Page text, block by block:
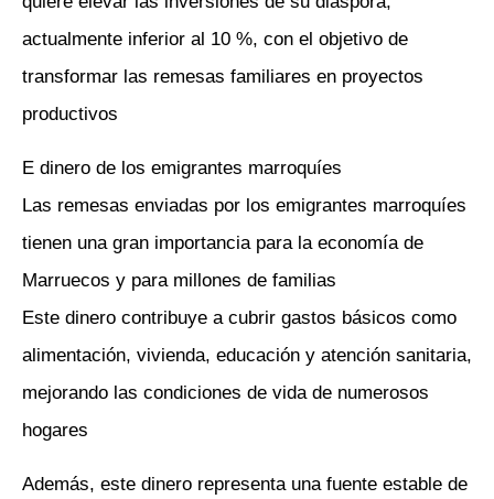
actualmente inferior al 10 %, con el objetivo de
transformar las remesas familiares en proyectos
productivos
E dinero de los emigrantes marroquíes
Las remesas enviadas por los emigrantes marroquíes
tienen una gran importancia para la economía de
Marruecos y para millones de familias
Este dinero contribuye a cubrir gastos básicos como
alimentación, vivienda, educación y atención sanitaria,
mejorando las condiciones de vida de numerosos
hogares
Además, este dinero representa una fuente estable de